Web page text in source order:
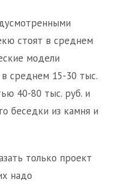
стоят в среднем
модели
среднем 15-30 тыс.
40-80 тыс. руб. и
беседки из камня и
только проект
надо